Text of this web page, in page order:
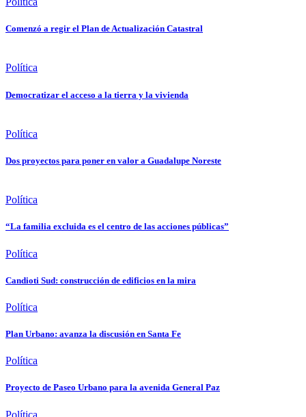
Comenzó a regir el Plan de Actualización Catastral
Política
Democratizar el acceso a la tierra y la vivienda
Política
Dos proyectos para poner en valor a Guadalupe Noreste
Política
“La familia excluida es el centro de las acciones públicas”
Política
Candioti Sud: construcción de edificios en la mira
Política
Plan Urbano: avanza la discusión en Santa Fe
Política
Proyecto de Paseo Urbano para la avenida General Paz
Política